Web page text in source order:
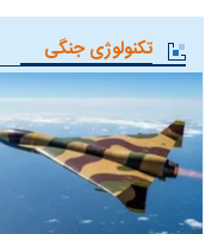
تکنولوژی جنگی